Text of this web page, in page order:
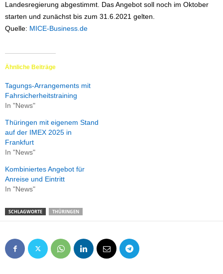
Landesregierung abgestimmt. Das Angebot soll noch im Oktober
starten und zunächst bis zum 31.6.2021 gelten.
Quelle: MICE-Business.de
Ähnliche Beiträge
Tagungs-Arrangements mit
Fahrsicherheitstraining
In "News"
Thüringen mit eigenem Stand
auf der IMEX 2025 in
Frankfurt
In "News"
Kombiniertes Angebot für
Anreise und Eintritt
In "News"
SCHLAGWORTE THÜRINGEN